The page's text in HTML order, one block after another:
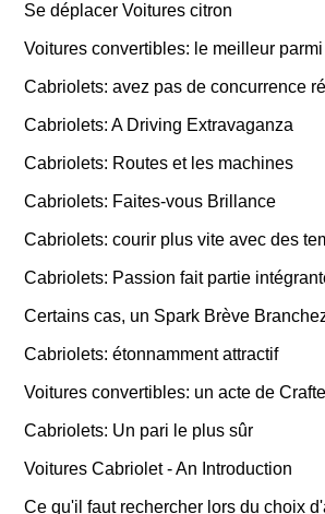
Se déplacer Voitures citron
Voitures convertibles: le meilleur
Cabriolets: avez pas de concurrence
Cabriolets: A Driving Extravaganza
Cabriolets: Routes et les machines
Cabriolets: Faites-vous Brillance
Cabriolets: courir plus vite avec des
Cabriolets: Passion fait partie
Certains cas, un Spark Brève
Cabriolets: étonnamment attractif
Voitures convertibles: un acte de
Cabriolets: Un pari le plus sûr
Voitures Cabriolet - An Introduction
Ce qu'il faut rechercher lors du choix